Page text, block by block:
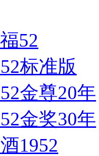
52
标准版
金尊20年
金奖30年
1952